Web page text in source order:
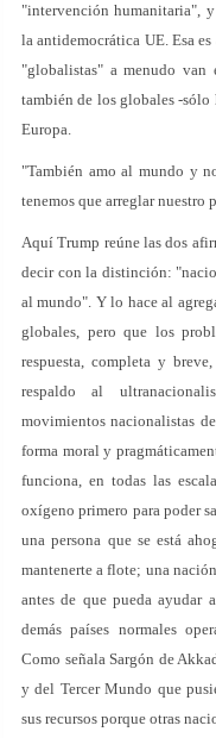
"intervención humanitaria",
la antidemocrática UE. Esa
"globalistas" a menudo van
también de los globales -
Europa.
"También amo al mundo y
tenemos que arreglar nuestro
Aquí Trump reúne las dos
decir con la distinción:
al mundo". Y lo hace al
globales, pero que los
respuesta, completa y
respaldo al
movimientos nacionalistas
forma moral y
funciona, en todas las
oxígeno primero para poder
una persona que se está
mantenerte a flote; una
antes de que pueda ayudar
demás países normales
Como señala Sargón de
y del Tercer Mundo que
sus recursos porque otras